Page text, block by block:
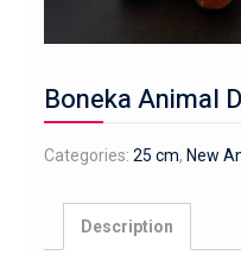
Boneka Animal
Categories: 25 cm, New
Description